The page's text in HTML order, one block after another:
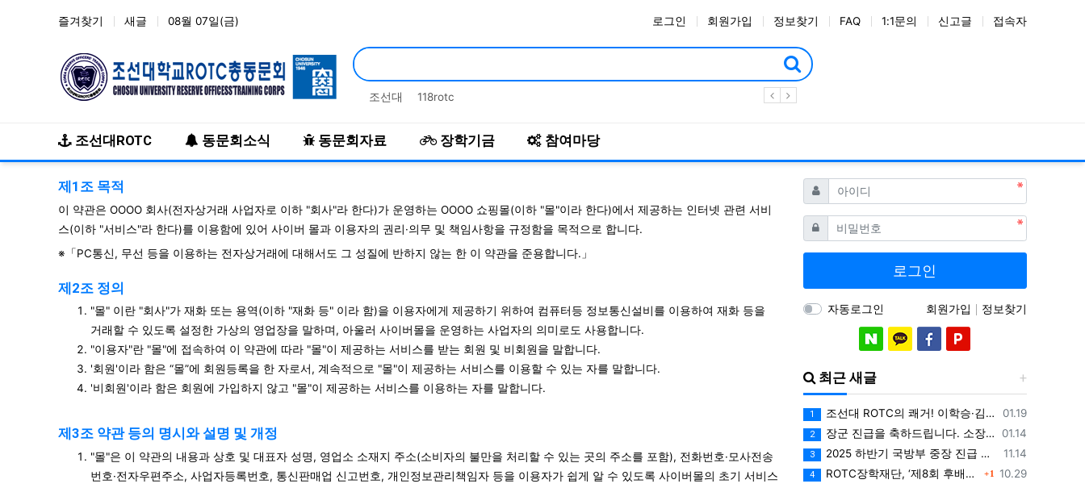
즐겨찾기 새글 08월 07일(금) 로그인 회원가입 정보찾기 FAQ 1:1문의 신고글 접속자
인기검색어
조선대 118rotc
메인 메뉴
조선대ROTC 동문회소식 동문회자료 장학기금 참여마당
사이트 이용약관 안내
제1조 목적
이 약관은 OOOO 회사(전자상거래 사업자로 이하 "회사"라 한다)가 운영하는 OOOO 쇼핑몰(이하 "몰"이라 한다)에서 제공하는 인터넷 관련 서비
스(이하 "서비스"라 한다)를 이용함에 있어 사이버 몰과 이용자의 권리·의무 및 책임사항을 규정함을 목적으로 합니다.
※「PC통신, 무선 등을 이용하는 전자상거래에 대해서도 그 성질에 반하지 않는 한 이 약관을 준용합니다.」
제2조 정의
"몰" 이란 "회사"가 재화 또는 용역(이하 "재화 등" 이라 함)을 이용자에게 제공하기 위하여 컴퓨터등 정보통신설비를 이용하여 재화 등을
거래할 수 있도록 설정한 가상의 영업장을 말하며, 아울러 사이버몰을 운영하는 사업자의 의미로도 사용합니다.
"이용자"란 "몰"에 접속하여 이 약관에 따라 "몰"이 제공하는 서비스를 받는 회원 및 비회원을 말합니다.
'회원'이라 함은 “몰”에 회원등록을 한 자로서, 계속적으로 "몰"이 제공하는 서비스를 이용할 수 있는 자를 말합니다.
'비회원'이라 함은 회원에 가입하지 않고 "몰"이 제공하는 서비스를 이용하는 자를 말합니다.
제3조 약관 등의 명시와 설명 및 개정
"몰"은 이 약관의 내용과 상호 및 대표자 성명, 영업소 소재지 주소(소비자의 불만을 처리할 수 있는 곳의 주소를 포함), 전화번호·모사전송
번호·전자우편주소, 사업자등록번호, 통신판매업 신고번호, 개인정보관리책임자 등을 이용자가 쉽게 알 수 있도록 사이버몰의 초기 서비스
아이디 필수
비밀번호필수
로그인
자동로그인 회원가입 정보찾기
최근 새글
등록일
01.19
1
조선대 ROTC의 쾌거! 이학승·김하랑 후보생, ‘2026 美 대학 특별리더십 연수’ 선발
등록일
01.14
2
장군 진급을 축하드립니다. 소장 박민영(31기/정보), 준장 서필석(34기/공병).황주봉(36기/보병).김희찬(36기/기갑)
등록일
11.14
3
2025 하반기 국방부 중장 진급 인사
등록일
10.29
4 ROTC장학재단, ‘제8회 후배사랑 골프대회’ 열어.. 장학기금 3억 7,620만원 조성 1